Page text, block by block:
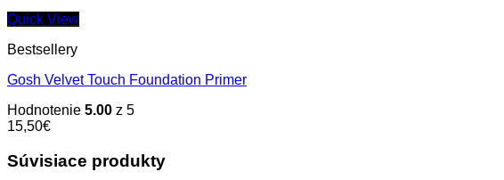
Quick View
Bestsellery
Gosh Velvet Touch Foundation Primer
Hodnotenie 5.00 z 5
15,50€
Súvisiace produkty